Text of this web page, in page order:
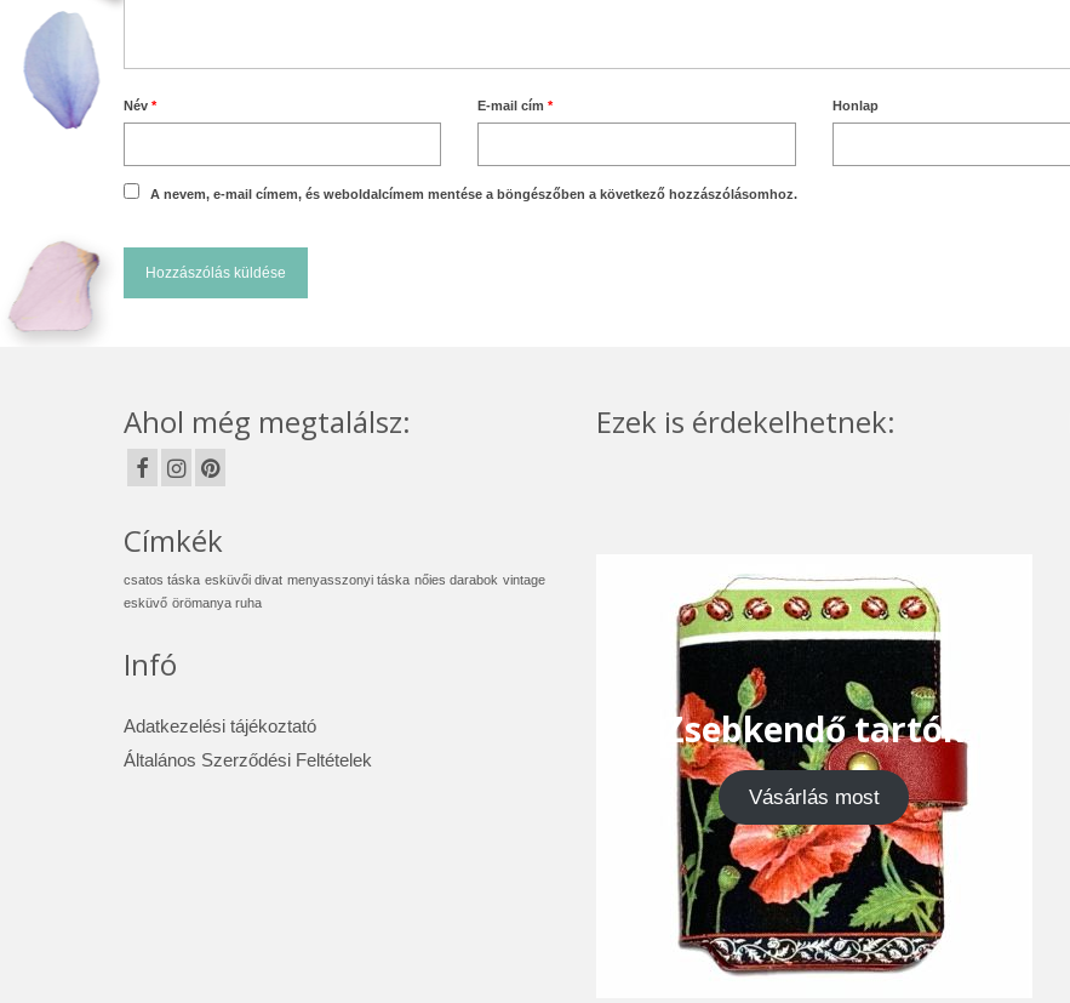
Név * E-mail cím* Honlap
A nevem, e-mail címem, és weboldalcímem mentése a böngészőben a következő hozzászólásomhoz.
Ahol még megtalálsz:
Címkék
csatos táska esküvői divat menyasszonyi táska nőies darabok vintage
esküvő örömanya ruha
Infó
Adatkezelési tájékoztató
Általános Szerződési Feltételek
Ezek is érdekelhetnek:
Zsebkendő tartók
Vásárlás most